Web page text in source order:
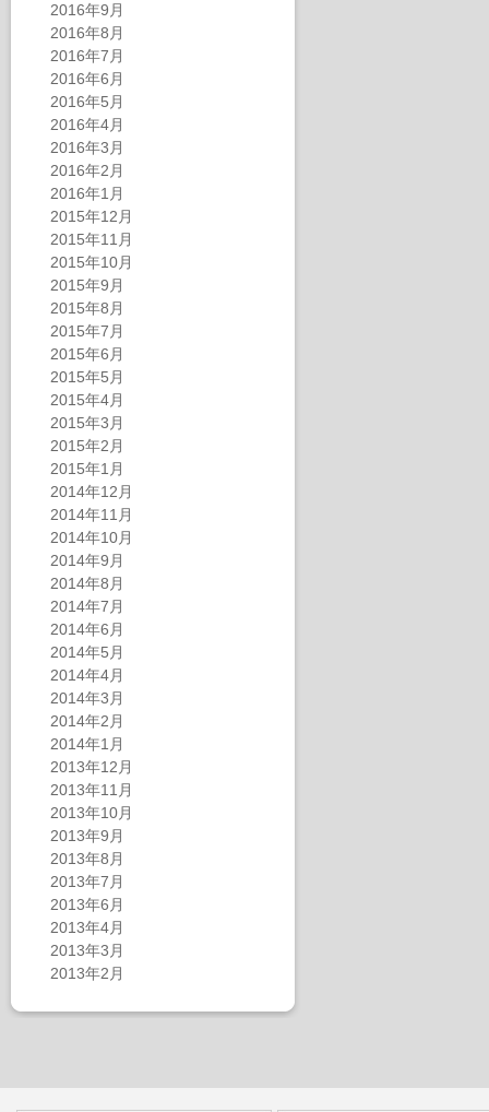
2016年9月
2016年8月
2016年7月
2016年6月
2016年5月
2016年4月
2016年3月
2016年2月
2016年1月
2015年12月
2015年11月
2015年10月
2015年9月
2015年8月
2015年7月
2015年6月
2015年5月
2015年4月
2015年3月
2015年2月
2015年1月
2014年12月
2014年11月
2014年10月
2014年9月
2014年8月
2014年7月
2014年6月
2014年5月
2014年4月
2014年3月
2014年2月
2014年1月
2013年12月
2013年11月
2013年10月
2013年9月
2013年8月
2013年7月
2013年6月
2013年4月
2013年3月
2013年2月